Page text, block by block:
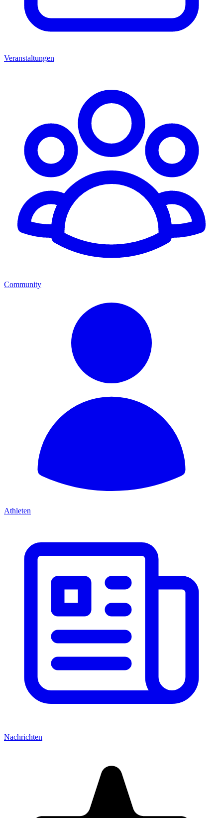
Veranstaltungen
Community
Athleten
Nachrichten